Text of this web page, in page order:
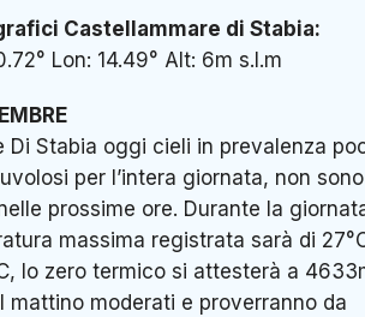
Castellammare di Stabia:
Lon: 14.49° Alt: 6m s.l.m
Di Stabia oggi cieli in prevalenza
per l’intera giornata, non sono
prossime ore. Durante la
massima registrata sarà di
lo zero termico si attesterà a
mattino moderati e proverranno da